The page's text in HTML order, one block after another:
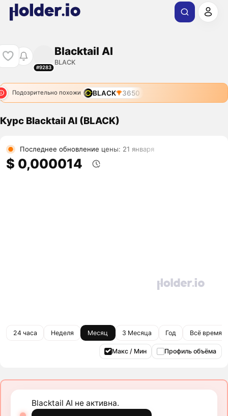
#9283
Blacktail AI
BLACK
Подозрительно похожи BLACK 3650
Курс Blacktail AI (BLACK)
Последнее обновление цены: 21 января
$ 0,000014
24 часа Неделя Месяц 3 Месяца Год Всё время
Макс / Мин Профиль объёма
Blacktail AI не активна.